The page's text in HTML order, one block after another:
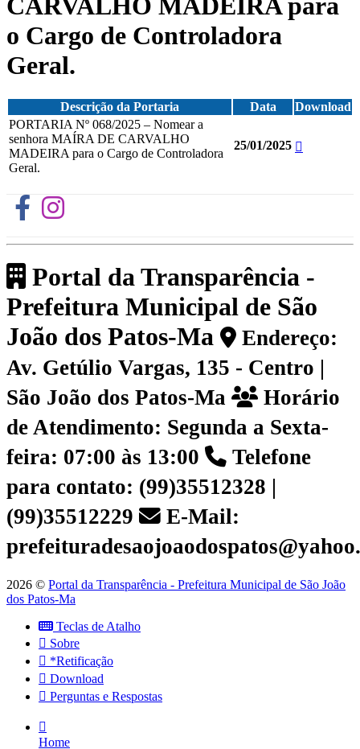
o Cargo de Controladora
Geral.
Descrição da Portaria Data
Download
PORTARIA Nº 068/2025 – Nomear a
senhora MAÍRA DE CARVALHO
MADEIRA para o Cargo de Controladora
Geral.
25/01/2025
Portal da Transparência -
Prefeitura Municipal de São
João dos Patos-Ma
Endereço:
Av. Getúlio Vargas, 135 - Centro |
São João dos Patos-Ma
Horário
de Atendimento: Segunda a Sexta-
feira: 07:00 às 13:00
Telefone
para contato: (99)35512328 |
(99)35512229
E-Mail:
2026 © Portal da Transparência - Prefeitura Municipal de São João
dos Patos-Ma
Teclas de Atalho
Sobre
*Retificação
Download
Perguntas e Respostas
Home